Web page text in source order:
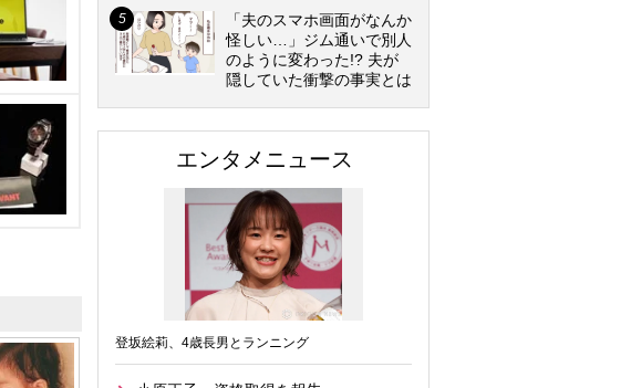
「夫のスマホ画面がなんか
怪しい…」ジム通いで別人
のように変わった!? 夫が
隠していた衝撃の事実とは
エンタメニュース
登坂絵莉、4歳長男とランニング